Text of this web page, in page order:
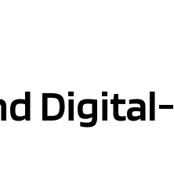
Digital-